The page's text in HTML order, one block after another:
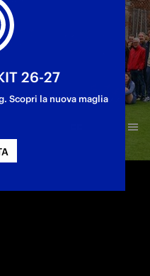
26-27
Scopri la nuova maglia